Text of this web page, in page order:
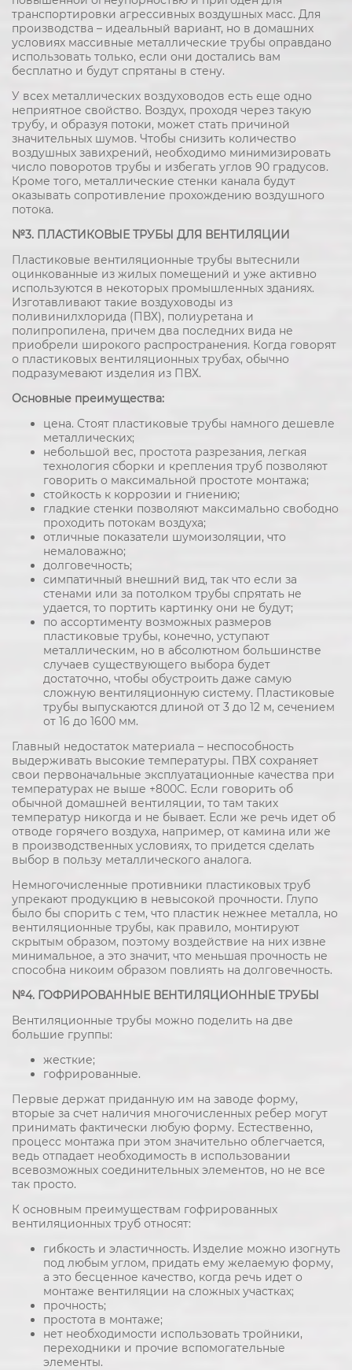
транспортировки агрессивных воздушных масс. Для
производства – идеальный вариант, но в домашних
условиях массивные металлические трубы оправдано
использовать только, если они достались вам
бесплатно и будут спрятаны в стену.
У всех металлических воздуховодов есть еще одно
неприятное свойство. Воздух, проходя через такую
трубу, и образуя потоки, может стать причиной
значительных шумов. Чтобы снизить количество
воздушных завихрений, необходимо минимизировать
число поворотов трубы и избегать углов 90 градусов.
Кроме того, металлические стенки канала будут
оказывать сопротивление прохождению воздушного
потока.
№3. ПЛАСТИКОВЫЕ ТРУБЫ ДЛЯ ВЕНТИЛЯЦИИ
Пластиковые вентиляционные трубы вытеснили
оцинкованные из жилых помещений и уже активно
используются в некоторых промышленных зданиях.
Изготавливают такие воздуховоды из
поливинилхлорида (ПВХ), полиуретана и
полипропилена, причем два последних вида не
приобрели широкого распространения. Когда говорят
о пластиковых вентиляционных трубах, обычно
подразумевают изделия из ПВХ.
Основные преимущества:
цена. Стоят пластиковые трубы намного дешевле
металлических;
небольшой вес, простота разрезания, легкая
технология сборки и крепления труб позволяют
говорить о максимальной простоте монтажа;
стойкость к коррозии и гниению;
гладкие стенки позволяют максимально свободно
проходить потокам воздуха;
отличные показатели шумоизоляции, что
немаловажно;
долговечность;
симпатичный внешний вид, так что если за
стенами или за потолком трубы спрятать не
удается, то портить картинку они не будут;
по ассортименту возможных размеров
пластиковые трубы, конечно, уступают
металлическим, но в абсолютном большинстве
случаев существующего выбора будет
достаточно, чтобы обустроить даже самую
сложную вентиляционную систему. Пластиковые
трубы выпускаются длиной от 3 до 12 м, сечением
от 16 до 1600 мм.
Главный недостаток материала – неспособность
выдерживать высокие температуры. ПВХ сохраняет
свои первоначальные эксплуатационные качества при
температурах не выше +800С. Если говорить об
обычной домашней вентиляции, то там таких
температур никогда и не бывает. Если же речь идет об
отводе горячего воздуха, например, от камина или же
в производственных условиях, то придется сделать
выбор в пользу металлического аналога.
Немногочисленные противники пластиковых труб
упрекают продукцию в невысокой прочности. Глупо
было бы спорить с тем, что пластик нежнее металла, но
вентиляционные трубы, как правило, монтируют
скрытым образом, поэтому воздействие на них извне
минимальное, а это значит, что меньшая прочность не
способна никоим образом повлиять на долговечность.
№4. ГОФРИРОВАННЫЕ ВЕНТИЛЯЦИОННЫЕ ТРУБЫ
Вентиляционные трубы можно поделить на две
большие группы:
жесткие;
гофрированные.
Первые держат приданную им на заводе форму,
вторые за счет наличия многочисленных ребер могут
принимать фактически любую форму. Естественно,
процесс монтажа при этом значительно облегчается,
ведь отпадает необходимость в использовании
всевозможных соединительных элементов, но не все
так просто.
К основным преимуществам гофрированных
вентиляционных труб относят:
гибкость и эластичность. Изделие можно изогнуть
под любым углом, придать ему желаемую форму,
а это бесценное качество, когда речь идет о
монтаже вентиляции на сложных участках;
прочность;
простота в монтаже;
нет необходимости использовать тройники,
переходники и прочие вспомогательные
элементы.